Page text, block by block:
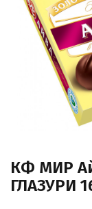
КФ МИР
ГЛАЗУРИ